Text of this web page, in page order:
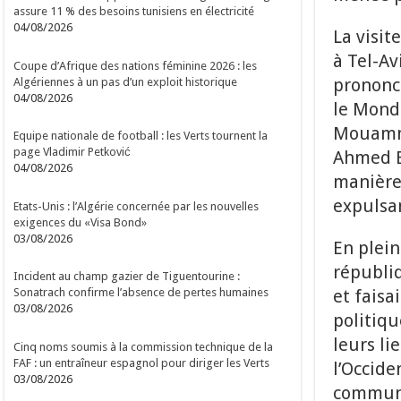
La
à Tel-
le
Ahmed
En
et
leurs
assure 11 % des besoins tunisiens en électricité
04/08/2026
Coupe d’Afrique des nations féminine 2026 : les
Algériennes à un pas d’un exploit historique
04/08/2026
Equipe nationale de football : les Verts tournent la
page Vladimir Petković
04/08/2026
Etats-Unis : l’Algérie concernée par les nouvelles
exigences du «Visa Bond»
03/08/2026
Incident au champ gazier de Tiguentourine :
Sonatrach confirme l’absence de pertes humaines
03/08/2026
Cinq noms soumis à la commission technique de la
FAF : un entraîneur espagnol pour diriger les Verts
03/08/2026